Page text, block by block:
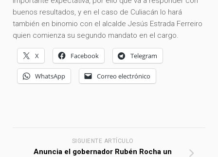
buenos resultados, y en el caso de Culiacán lo hará
también en binomio con el alcalde Jesús Estrada Ferreiro
quien comienza su segundo mandato en el cargo.
X Facebook Telegram
WhatsApp Correo electrónico
SIGUIENTE ARTÍCULO
Anuncia el gobernador Rubén Rocha un